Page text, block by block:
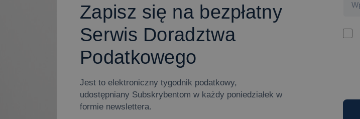
e
:
Zapisz się na bezpłatny
Serwis Doradztwa
Podatkowego
Jest to elektroniczny tygodnik podatkowy,
udostępniany Subskrybentom w każdy poniedziałek w
formie newslettera.